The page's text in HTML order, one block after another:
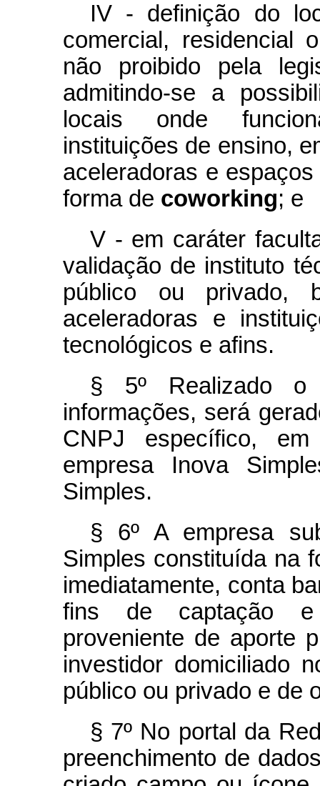
IV - definição do
comercial, residencial
não proibido pela
admitindo-se a
locais onde
instituições de ensino,
aceleradoras e
forma de coworking; e
V - em caráter
validação de instituto
público ou privado,
aceleradoras e
tecnológicos e afins.
§ 5º Realizado o
informações, será
CNPJ específico,
empresa Inova
Simples.
§ 6º A empresa
Simples constituída na
imediatamente, conta
fins de captação e
proveniente de aporte
investidor domiciliado
público ou privado e de
§ 7º No portal da
preenchimento de